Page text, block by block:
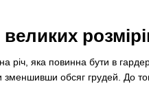
річ, яка повинна бути в
зменшивши обсяг грудей. До